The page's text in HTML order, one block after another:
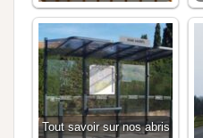
Tout savoir sur nos abris